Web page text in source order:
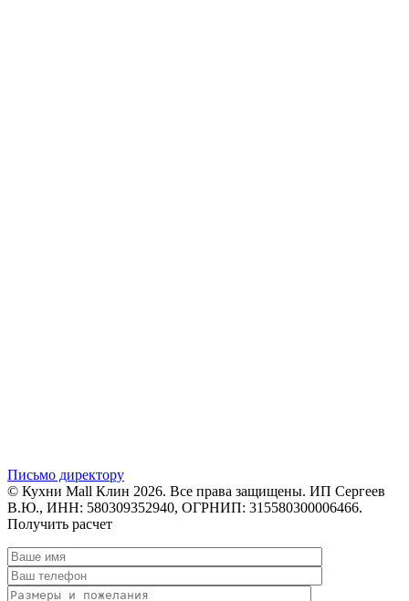
Письмо директору
© Кухни Mall Клин 2026. Все права защищены. ИП Сергеев
В.Ю., ИНН: 580309352940, ОГРНИП: 315580300006466.
Получить расчет